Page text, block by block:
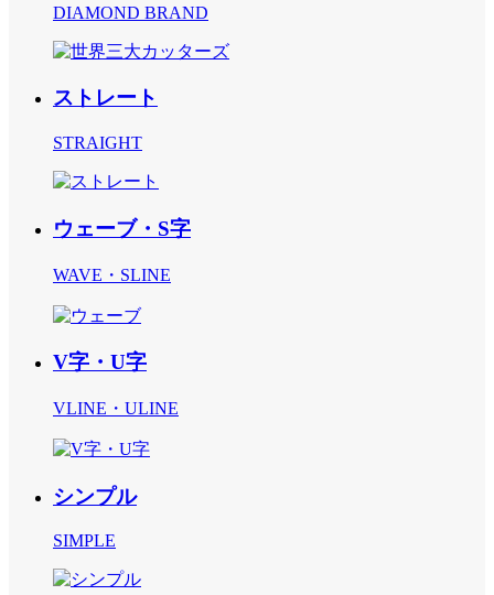
DIAMOND BRAND
ストレート
STRAIGHT
ウェーブ・S字
WAVE・SLINE
V字・U字
VLINE・ULINE
シンプル
SIMPLE